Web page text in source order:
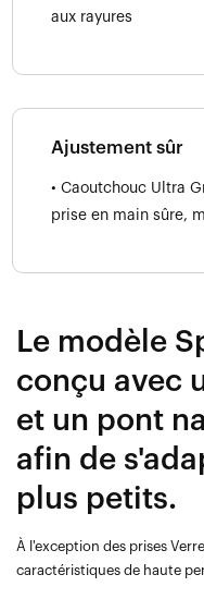
aux rayures
Ajustement sûr
• Caoutchouc Ultra
prise en main sûre,
Le modèle
conçu avec
et un pont
afin de
plus petits.
À l'exception des prises
caractéristiques de haute